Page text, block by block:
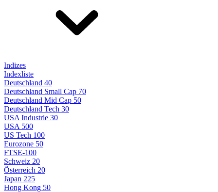
Indizes
Indexliste
Deutschland 40
Deutschland Small Cap 70
Deutschland Mid Cap 50
Deutschland Tech 30
USA Industrie 30
USA 500
US Tech 100
Eurozone 50
FTSE-100
Schweiz 20
Österreich 20
Japan 225
Hong Kong 50